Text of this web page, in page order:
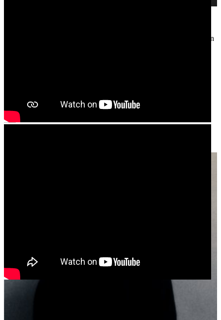
Inside et résident des Tipik Party! Retrouvez le aux platines pour un